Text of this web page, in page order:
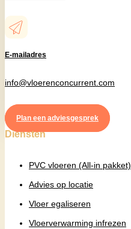
E-mailadres
info@vloerenconcurrent.com
Plan een adviesgesprek
Diensten
PVC vloeren (All-in pakket)
Advies op locatie
Vloer egaliseren
Vloerverwarming infrezen